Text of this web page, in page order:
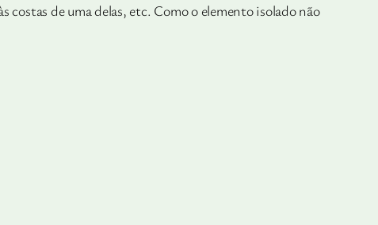
costas de uma delas, etc. Como o elemento isolado não